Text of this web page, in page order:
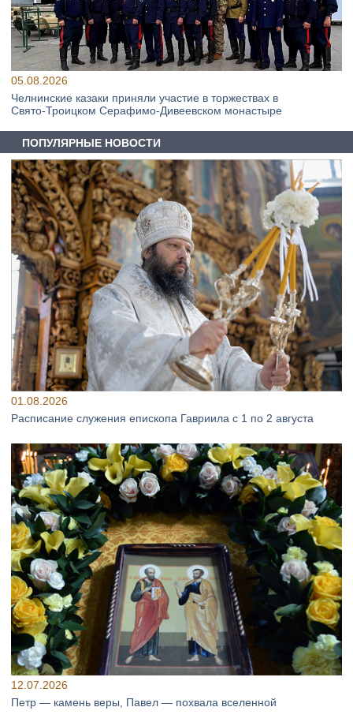
05.08.2026
Челнинские казаки приняли участие в торжествах в
Свято‑Троицком Серафимо‑Дивеевском монастыре
ПОПУЛЯРНЫЕ НОВОСТИ
01.08.2026
Расписание служения епископа Гавриила с 1 по 2 августа
12.07.2026
Петр — камень веры, Павел — похвала вселенной